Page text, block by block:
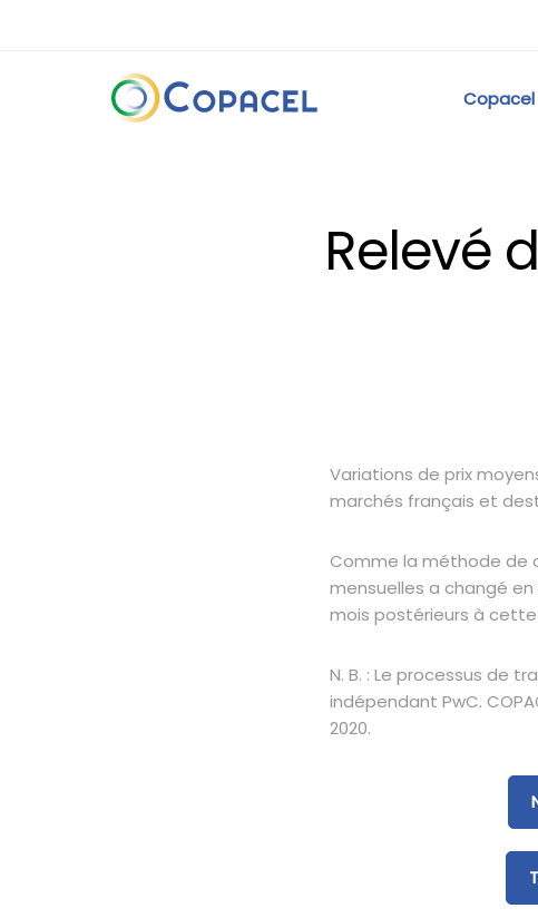
Copacel
Relevé
Variations de prix
marchés français et
Comme la méthode de
mensuelles a changé
mois postérieurs à
N. B. : Le processus de
indépendant PwC.
2020.